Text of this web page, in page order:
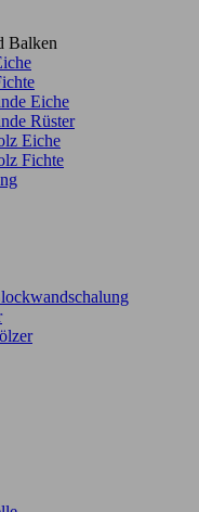
Balken
Eiche
Rüster
Eiche
Fichte